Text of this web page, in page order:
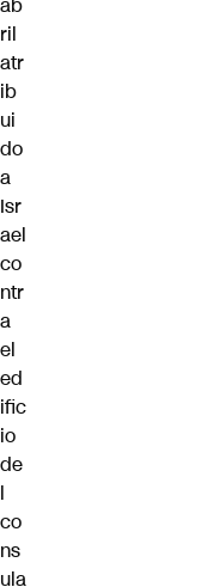
ril
atr
ib
ui
do
a
Isr
ael
co
ntr
a
el
ed
ific
io
de
l
co
ns
ula